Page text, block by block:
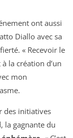
ont aussi
Diallo avec sa
« Recevoir le
la création d’un
mon
des initiatives
la gagnante du